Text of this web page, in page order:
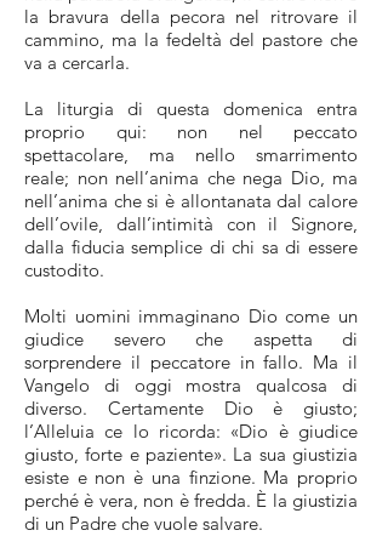
la bravura della pecora nel ritrovare il
cammino, ma la fedeltà del pastore che
va a cercarla.
La liturgia di questa domenica entra
proprio qui: non nel peccato
spettacolare, ma nello smarrimento
reale; non nell’anima che nega Dio, ma
nell’anima che si è allontanata dal calore
dell’ovile, dall’intimità con il Signore,
dalla fiducia semplice di chi sa di essere
custodito.
Molti uomini immaginano Dio come un
giudice severo che aspetta di
sorprendere il peccatore in fallo. Ma il
Vangelo di oggi mostra qualcosa di
diverso. Certamente Dio è giusto;
l’Alleluia ce lo ricorda: «Dio è giudice
giusto, forte e paziente». La sua giustizia
esiste e non è una finzione. Ma proprio
perché è vera, non è fredda. È la giustizia
di un Padre che vuole salvare.